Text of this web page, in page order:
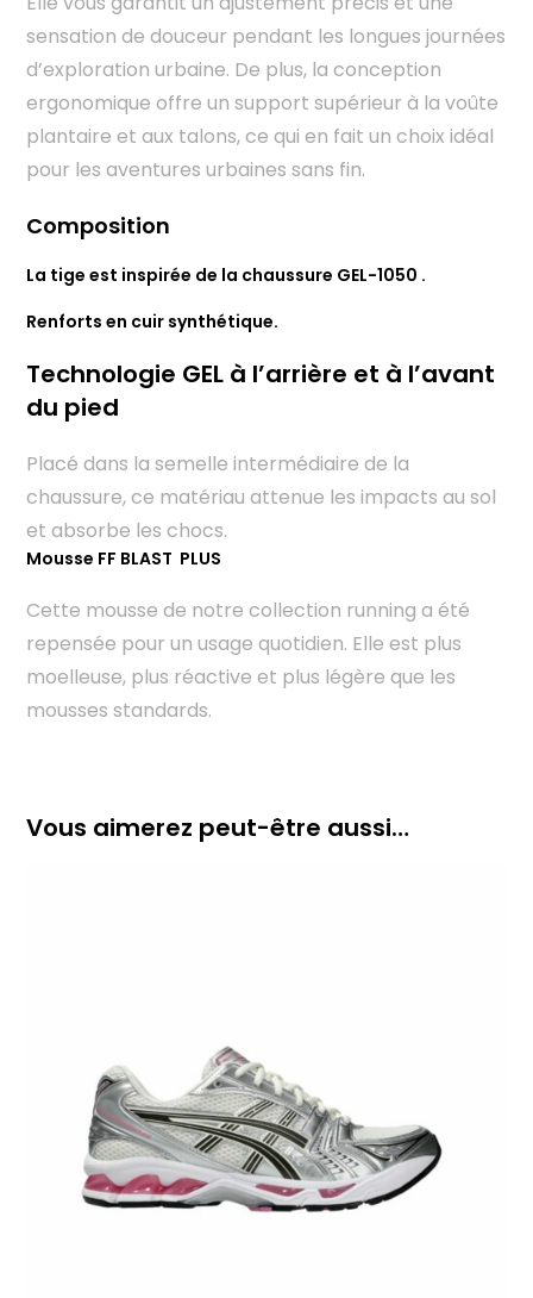
sensation de douceur pendant les longues journées
d’exploration urbaine. De plus, la conception
ergonomique offre un support supérieur à la voûte
plantaire et aux talons, ce qui en fait un choix idéal
pour les aventures urbaines sans fin.
Composition
La tige est inspirée de la chaussure GEL-1050 .
Renforts en cuir synthétique.
Technologie GEL à l’arrière et à l’avant
du pied
Placé dans la semelle intermédiaire de la
chaussure, ce matériau attenue les impacts au sol
et absorbe les chocs.
Mousse FF BLAST PLUS
Cette mousse de notre collection running a été
repensée pour un usage quotidien. Elle est plus
moelleuse, plus réactive et plus légère que les
mousses standards.
Vous aimerez peut-être aussi…